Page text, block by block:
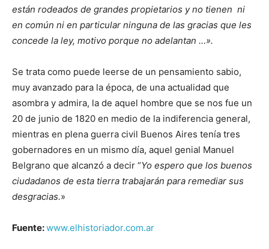
están rodeados de grandes propietarios y no tienen ni
en común ni en particular ninguna de las gracias que les
concede la ley, motivo porque no adelantan …».
Se trata como puede leerse de un pensamiento sabio,
muy avanzado para la época, de una actualidad que
asombra y admira, la de aquel hombre que se nos fue un
20 de junio de 1820 en medio de la indiferencia general,
mientras en plena guerra civil Buenos Aires tenía tres
gobernadores en un mismo día, aquel genial Manuel
Belgrano que alcanzó a decir “Yo espero que los buenos
ciudadanos de esta tierra trabajarán para remediar sus
desgracias.»
Fuente:www.elhistoriador.com.ar